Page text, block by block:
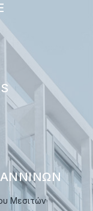
Μεσιτών